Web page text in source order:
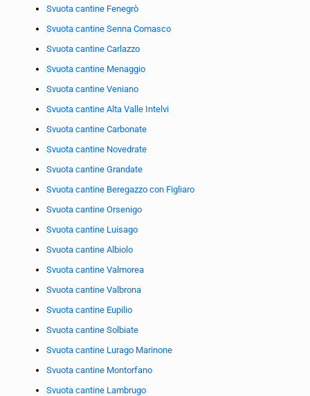
Svuota cantine Fenegrò
Svuota cantine Senna Comasco
Svuota cantine Carlazzo
Svuota cantine Menaggio
Svuota cantine Veniano
Svuota cantine Alta Valle Intelvi
Svuota cantine Carbonate
Svuota cantine Novedrate
Svuota cantine Grandate
Svuota cantine Beregazzo con Figliaro
Svuota cantine Orsenigo
Svuota cantine Luisago
Svuota cantine Albiolo
Svuota cantine Valmorea
Svuota cantine Valbrona
Svuota cantine Eupilio
Svuota cantine Solbiate
Svuota cantine Lurago Marinone
Svuota cantine Montorfano
Svuota cantine Lambrugo